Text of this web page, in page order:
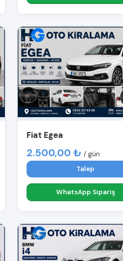
Fiat Egea
2.500,00 ₺ / gün
Talep
WhatsApp Sipariş